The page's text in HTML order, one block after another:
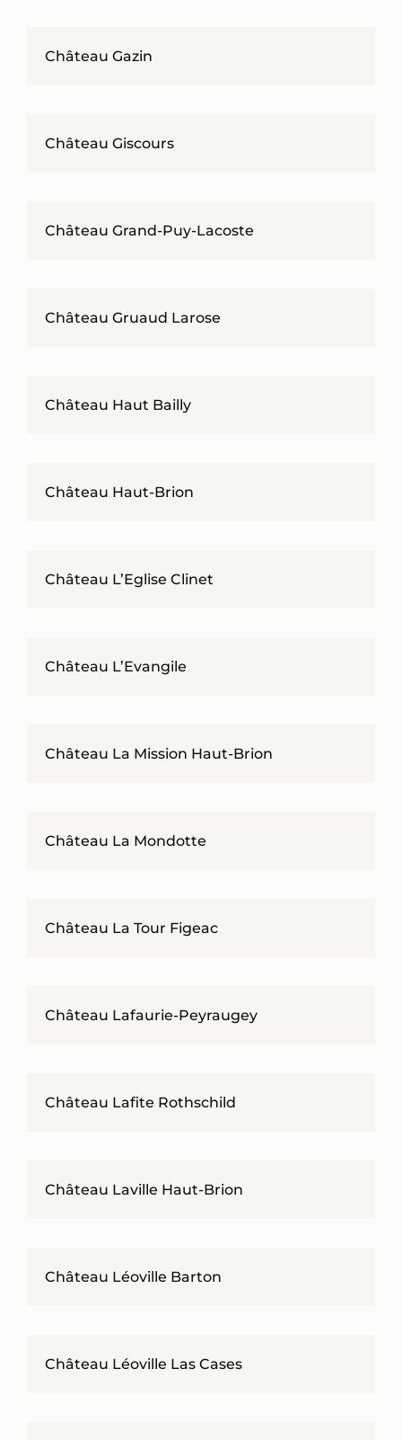
Château Gazin
Château Giscours
Château Grand-Puy-Lacoste
Château Gruaud Larose
Château Haut Bailly
Château Haut-Brion
Château L’Eglise Clinet
Château L’Evangile
Château La Mission Haut-Brion
Château La Mondotte
Château La Tour Figeac
Château Lafaurie-Peyraugey
Château Lafite Rothschild
Château Laville Haut-Brion
Château Léoville Barton
Château Léoville Las Cases